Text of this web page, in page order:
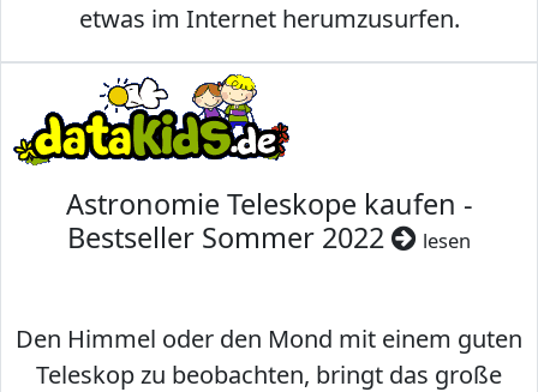
etwas im Internet herumzusurfen.
Astronomie Teleskope kaufen -
Bestseller Sommer 2022
lesen
Den Himmel oder den Mond mit einem guten
Teleskop zu beobachten, bringt das große